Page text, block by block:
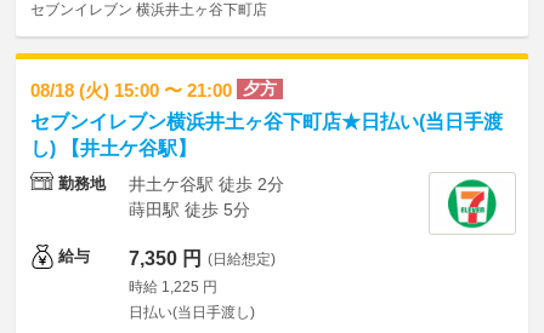
セブンイレブン 横浜井土ヶ谷下町店
08/18 (火) 15:00 〜 21:00 夕方
セブンイレブン横浜井土ヶ谷下町店★日払い(当日手渡
し) 【井土ケ谷駅】
勤務地
井土ケ谷駅 徒歩 2分
蒔田駅 徒歩 5分
給与 7,350 円 (日給想定)
時給 1,225 円
日払い(当日手渡し)